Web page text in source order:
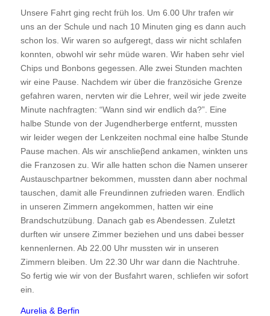
Unsere Fahrt ging recht früh los. Um 6.00 Uhr trafen wir
uns an der Schule und nach 10 Minuten ging es dann auch
schon los. Wir waren so aufgeregt, dass wir nicht schlafen
konnten, obwohl wir sehr müde waren. Wir haben sehr viel
Chips und Bonbons gegessen. Alle zwei Stunden machten
wir eine Pause. Nachdem wir über die französiche Grenze
gefahren waren, nervten wir die Lehrer, weil wir jede zweite
Minute nachfragten: “Wann sind wir endlich da?”. Eine
halbe Stunde von der Jugendherberge entfernt, mussten
wir leider wegen der Lenkzeiten nochmal eine halbe Stunde
Pause machen. Als wir anschlieβend ankamen, winkten uns
die Franzosen zu. Wir alle hatten schon die Namen unserer
Austauschpartner bekommen, mussten dann aber nochmal
tauschen, damit alle Freundinnen zufrieden waren. Endlich
in unseren Zimmern angekommen, hatten wir eine
Brandschutzübung. Danach gab es Abendessen. Zuletzt
durften wir unsere Zimmer beziehen und uns dabei besser
kennenlernen. Ab 22.00 Uhr mussten wir in unseren
Zimmern bleiben. Um 22.30 Uhr war dann die Nachtruhe.
So fertig wie wir von der Busfahrt waren, schliefen wir sofort
ein.
Aurelia & Berfin